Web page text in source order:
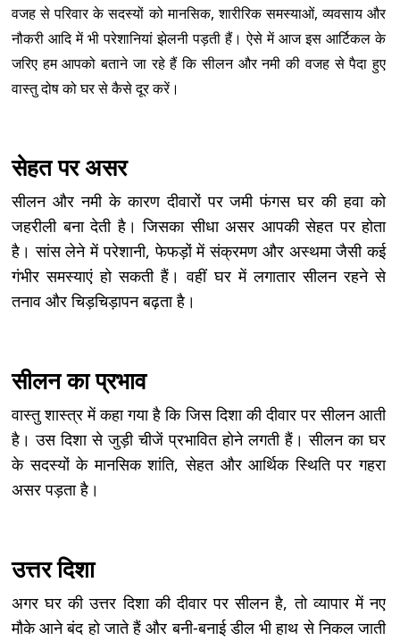
वजह से परिवार के सदस्यों को मानसिक, शारीरिक समस्याओं, व्यवसाय और
नौकरी आदि में भी परेशानियां झेलनी पड़ती हैं। ऐसे में आज इस आर्टिकल के
जरिए हम आपको बताने जा रहे हैं कि सीलन और नमी की वजह से पैदा हुए
वास्तु दोष को घर से कैसे दूर करें।
सेहत पर असर
सीलन और नमी के कारण दीवारों पर जमी फंगस घर की हवा को
जहरीली बना देती है। जिसका सीधा असर आपकी सेहत पर होता
है। सांस लेने में परेशानी, फेफड़ों में संक्रमण और अस्थमा जैसी कई
गंभीर समस्याएं हो सकती हैं। वहीं घर में लगातार सीलन रहने से
तनाव और चिड़चिड़ापन बढ़ता है।
सीलन का प्रभाव
वास्तु शास्त्र में कहा गया है कि जिस दिशा की दीवार पर सीलन आती
है। उस दिशा से जुड़ी चीजें प्रभावित होने लगती हैं। सीलन का घर
के सदस्यों के मानसिक शांति, सेहत और आर्थिक स्थिति पर गहरा
असर पड़ता है।
उत्तर दिशा
अगर घर की उत्तर दिशा की दीवार पर सीलन है, तो व्यापार में नए
मौके आने बंद हो जाते हैं और बनी-बनाई डील भी हाथ से निकल जाती